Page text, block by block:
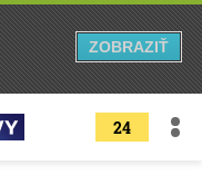
24
ZOBRAZIŤ